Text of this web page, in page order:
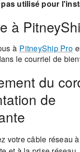
utilisé pour
à
à PitneyShip Pro
le courriel de
du
de
votre câble réseau